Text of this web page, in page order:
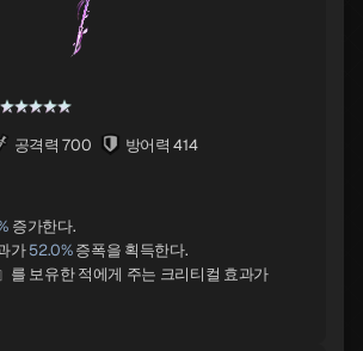
공격력 700 방어력 414
증가한다.
가52.0%증폭을 획득한다.
를 보유한 적에게 주는 크리티컬 효과가